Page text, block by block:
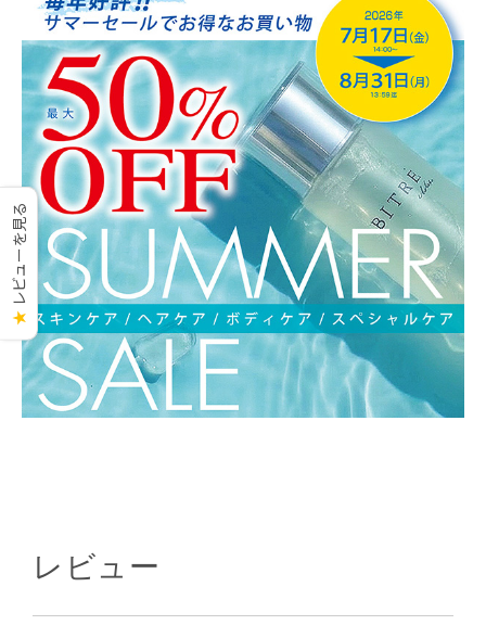
レビュー
★
レビューを見る